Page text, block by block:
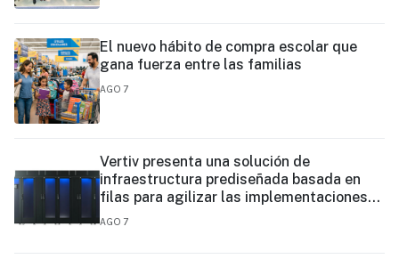
El nuevo hábito de compra escolar que
gana fuerza entre las familias
AGO 7
Vertiv presenta una solución de
infraestructura prediseñada basada en
filas para agilizar las implementaciones
de centros de datos en el borde y de IA en
AGO 7